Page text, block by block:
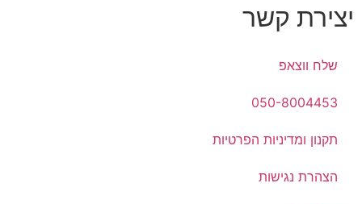
יצירת קשר
שלח ווצאפ
050-8004453
תקנון ומדיניות הפרטיות
הצהרת נגישות